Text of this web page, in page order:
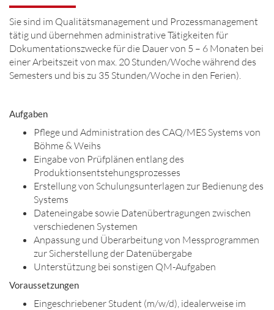
Sie sind im Qualitätsmanagement und Prozessmanagement
tätig und übernehmen administrative Tätigkeiten für
Dokumentationszwecke für die Dauer von 5 – 6 Monaten bei
einer Arbeitszeit von max. 20 Stunden/Woche während des
Semesters und bis zu 35 Stunden/Woche in den Ferien).
Aufgaben
Pflege und Administration des CAQ/MES Systems von
Böhme & Weihs
Eingabe von Prüfplänen entlang des
Produktionsentstehungsprozesses
Erstellung von Schulungsunterlagen zur Bedienung des
Systems
Dateneingabe sowie Datenübertragungen zwischen
verschiedenen Systemen
Anpassung und Überarbeitung von Messprogrammen
zur Sicherstellung der Datenübergabe
Unterstützung bei sonstigen QM-Aufgaben
Voraussetzungen
Eingeschriebener Student (m/w/d), idealerweise im